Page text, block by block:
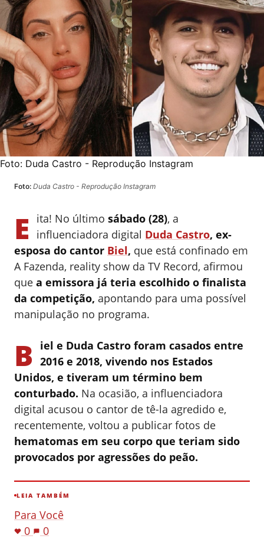
Foto: Duda Castro - Reprodução Instagram
Foto: Duda Castro - Reprodução Instagram
E ita! No último sábado (28), a
influenciadora digital Duda Castro, ex-
esposa do cantor Biel, que está confinado em
A Fazenda, reality show da TV Record, afirmou
que a emissora já teria escolhido o finalista
da competição, apontando para uma possível
manipulação no programa.
B
iel e Duda Castro foram casados entre
2016 e 2018, vivendo nos Estados
Unidos, e tiveram um término bem
conturbado. Na ocasião, a influenciadora
digital acusou o cantor de tê-la agredido e,
recentemente, voltou a publicar fotos de
hematomas em seu corpo que teriam sido
provocados por agressões do peão.
LEIA TAMBÉM
Para Você
0
0